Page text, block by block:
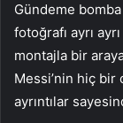
Gündeme
fotoğrafı ayrı
montajla bir
Messi’nin hiç
ayrıntılar